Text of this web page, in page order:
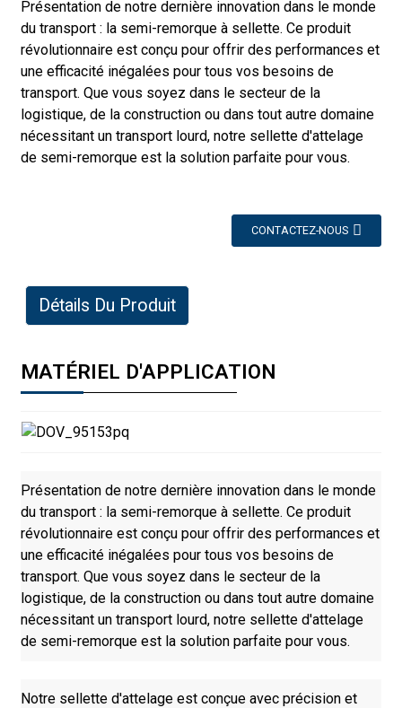
Présentation de notre dernière innovation dans le monde
du transport : la semi-remorque à sellette. Ce produit
révolutionnaire est conçu pour offrir des performances et
une efficacité inégalées pour tous vos besoins de
transport. Que vous soyez dans le secteur de la
logistique, de la construction ou dans tout autre domaine
nécessitant un transport lourd, notre sellette d'attelage
de semi-remorque est la solution parfaite pour vous.
CONTACTEZ-NOUS
Détails Du Produit
MATÉRIEL D'APPLICATION
Présentation de notre dernière innovation dans le monde
du transport : la semi-remorque à sellette. Ce produit
révolutionnaire est conçu pour offrir des performances et
une efficacité inégalées pour tous vos besoins de
transport. Que vous soyez dans le secteur de la
logistique, de la construction ou dans tout autre domaine
nécessitant un transport lourd, notre sellette d'attelage
de semi-remorque est la solution parfaite pour vous.
Notre sellette d'attelage est conçue avec précision et